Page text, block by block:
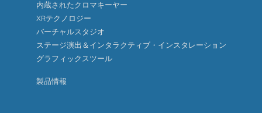
内蔵されたクロマキーヤー
XRテクノロジー
バーチャルスタジオ
ステージ演出＆インタラクティブ・インスタレーション
グラフィックスツール
製品情報